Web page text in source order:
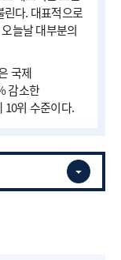
린다. 대표적으로
늘날 대부분의
국제
감소한
10위 수준이다.